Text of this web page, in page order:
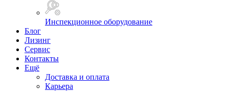
Инспекционное оборудование
Блог
Лизинг
Сервис
Контакты
Ещё
Доставка и оплата
Карьера